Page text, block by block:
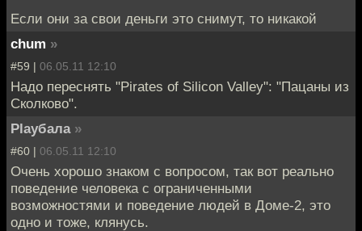
Если они за свои деньги это снимут, то никакой
chum »
#59 | 06.05.11 12:10
Надо переснять "Pirates of Silicon Valley": "Пацаны из
Сколково".
Playбала »
#60 | 06.05.11 12:10
Очень хорошо знаком с вопросом, так вот реально
поведение человека с ограниченными
возможностями и поведение людей в Доме-2, это
одно и тоже, клянусь.